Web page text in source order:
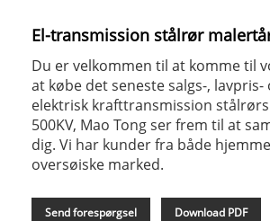
El-transmission stålrør
Du er velkommen til at komme til
at købe det seneste salgs-,
elektrisk krafttransmission
500KV, Mao Tong ser frem til at
dig. Vi har kunder fra både
oversøiske marked.
Send forespørgsel Download PDF